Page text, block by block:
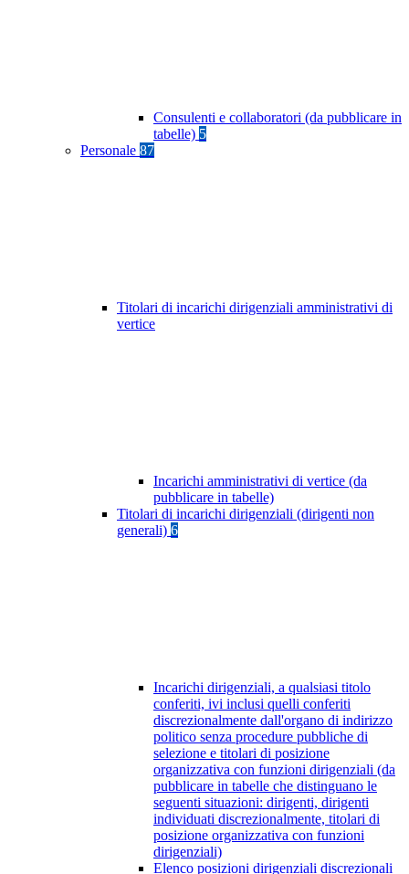
Consulenti e collaboratori (da pubblicare in
tabelle) 5
Personale 87
Titolari di incarichi dirigenziali amministrativi di
vertice
Incarichi amministrativi di vertice (da
pubblicare in tabelle)
Titolari di incarichi dirigenziali (dirigenti non
generali) 6
Incarichi dirigenziali, a qualsiasi titolo
conferiti, ivi inclusi quelli conferiti
discrezionalmente dall'organo di indirizzo
politico senza procedure pubbliche di
selezione e titolari di posizione
organizzativa con funzioni dirigenziali (da
pubblicare in tabelle che distinguano le
seguenti situazioni: dirigenti, dirigenti
individuati discrezionalmente, titolari di
posizione organizzativa con funzioni
dirigenziali)
Elenco posizioni dirigenziali discrezionali